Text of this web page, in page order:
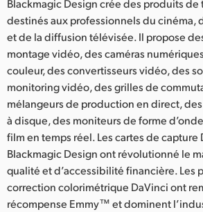
Blackmagic Design crée des produits
destinés aux professionnels du cinéma,
et de la diffusion télévisée. Il propose
montage vidéo, des caméras
couleur, des convertisseurs vidéo, des
monitoring vidéo, des grilles de
mélangeurs de production en direct,
à disque, des moniteurs de forme
film en temps réel. Les cartes de capture
Blackmagic Design ont révolutionné le
qualité et d’accessibilité financière. Les
correction colorimétrique DaVinci ont
récompense Emmy™ et dominent